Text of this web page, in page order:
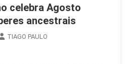
celebra Agosto
ancestrais
TIAGO PAULO